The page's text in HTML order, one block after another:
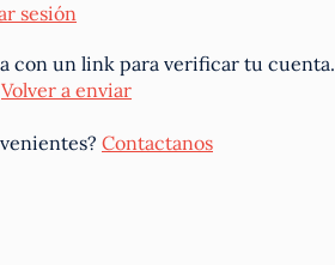
sesión
con un link para verificar tu cuenta.
Volver a enviar
Contactanos